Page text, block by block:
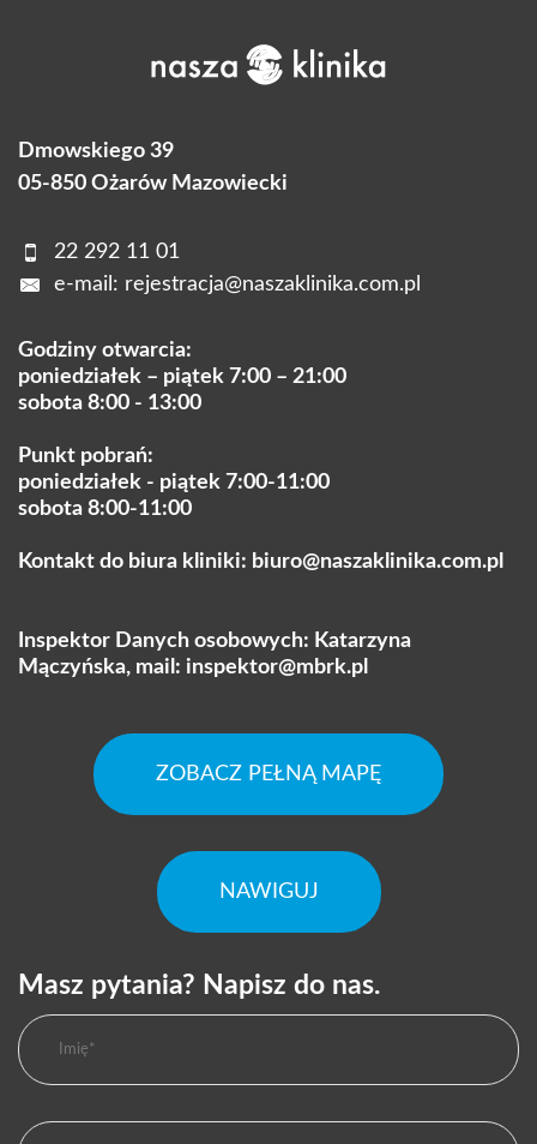
Dmowskiego 39
05-850 Ożarów Mazowiecki
22 292 11 01
e-mail: rejestracja@naszaklinika.com.pl
Godziny otwarcia:
poniedziałek – piątek 7:00 – 21:00
sobota 8:00 - 13:00
Punkt pobrań:
poniedziałek - piątek 7:00-11:00
sobota 8:00-11:00
Kontakt do biura kliniki: biuro@naszaklinika.com.pl
Inspektor Danych osobowych: Katarzyna
Mączyńska, mail: inspektor@mbrk.pl
ZOBACZ PEŁNĄ MAPĘ
NAWIGUJ
Masz pytania? Napisz do nas.